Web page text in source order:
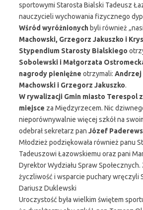
sportowymi Starosta Bialski Tadeusz
nauczycieli wychowania fizycznego
Wśród wyróżnionych byli również
Machowski, Grzegorz Jakuszko i
Stypendium Starosty Bialskiego
Sobolewski i Małgorzata
nagrody pieniężne otrzymali: Andrzej
Machowski i Grzegorz Jakuszko.
W rywalizacji Gmin miasto Terespol
miejsce za Międzyrzecem. Nic
nieporównywalnie więcej szkół na
odebrał sekretarz pan Józef
Młodzież podziękowała również panu
Tadeuszowi Łazowskiemu oraz pani
Dyrektor Wydziału Spraw Społecznych.
życzliwość i wsparcie puchary wręczyli
Dariusz Duklewski
Uroczystość była wielkim świętem